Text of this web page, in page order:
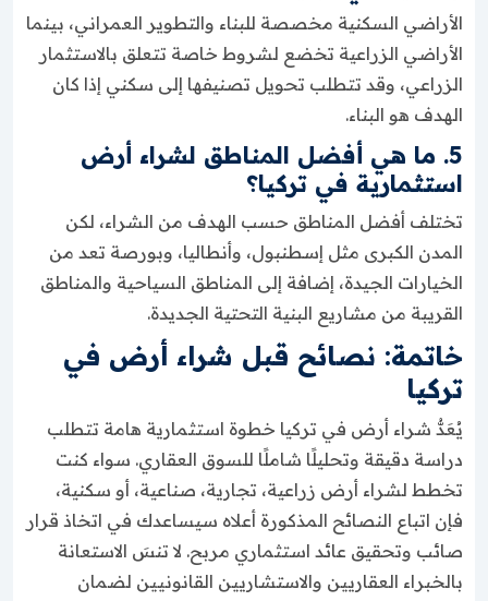
الأراضي السكنية مخصصة للبناء والتطوير العمراني، بينما
الأراضي الزراعية تخضع لشروط خاصة تتعلق بالاستثمار
الزراعي، وقد تتطلب تحويل تصنيفها إلى سكني إذا كان
الهدف هو البناء.
5. ما هي أفضل المناطق لشراء أرض
استثمارية في تركيا؟
تختلف أفضل المناطق حسب الهدف من الشراء، لكن
المدن الكبرى مثل إسطنبول، وأنطاليا، وبورصة تعد من
الخيارات الجيدة، إضافة إلى المناطق السياحية والمناطق
القريبة من مشاريع البنية التحتية الجديدة.
خاتمة: نصائح قبل شراء أرض في
تركيا
يُعَدُّ شراء أرض في تركيا خطوة استثمارية هامة تتطلب
دراسة دقيقة وتحليلًا شاملًا للسوق العقاري. سواء كنت
تخطط لشراء أرض زراعية، تجارية، صناعية، أو سكنية،
فإن اتباع النصائح المذكورة أعلاه سيساعدك في اتخاذ قرار
صائب وتحقيق عائد استثماري مربح. لا تنسَ الاستعانة
بالخبراء العقاريين والاستشاريين القانونيين لضمان